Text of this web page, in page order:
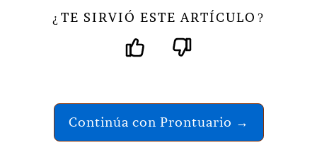
¿ TE SIRVIÓ ESTE ARTÍCULO ?
Continúa con Prontuario →